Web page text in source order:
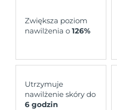
Zwiększa poziom
nawilżenia o 126%
Utrzymuje
nawilżenie skóry do
6 godzin